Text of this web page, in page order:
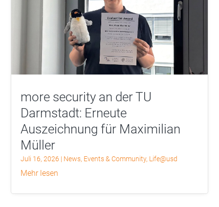
more security an der TU
Darmstadt: Erneute
Auszeichnung für Maximilian
Müller
Juli 16, 2026 | News, Events & Community, Life@usd
mehr lesen